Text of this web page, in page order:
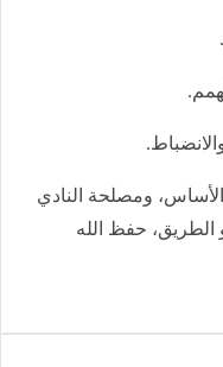
ومصلحة النادي
الطريق، حفظ الله